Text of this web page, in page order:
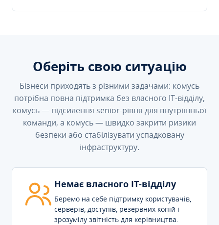
Оберіть свою ситуацію
Бізнеси приходять з різними задачами: комусь
потрібна повна підтримка без власного IT-відділу,
комусь — підсилення senior-рівня для внутрішньої
команди, а комусь — швидко закрити ризики
безпеки або стабілізувати успадковану
інфраструктуру.
Немає власного IT-відділу
Беремо на себе підтримку користувачів,
серверів, доступів, резервних копій і
зрозумілу звітність для керівництва.